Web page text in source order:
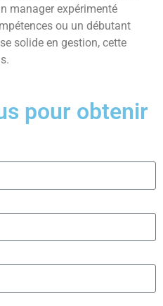
manager expérimenté
ou un débutant
solide en gestion, cette
pour obtenir